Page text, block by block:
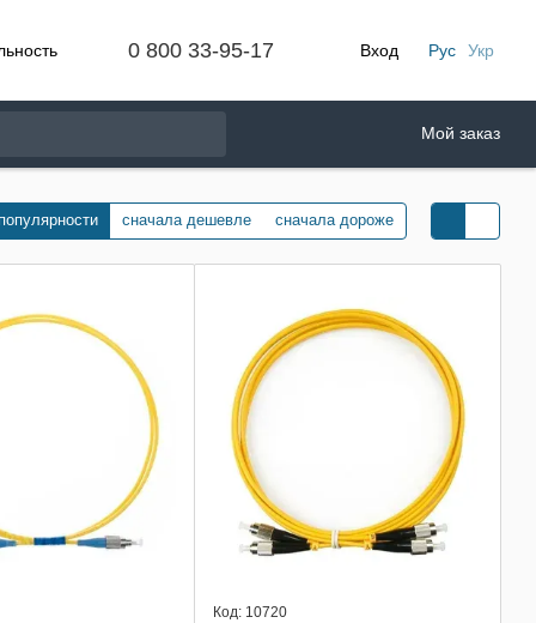
0 800 33-95-17 Вход Рус Укр
Мой заказ
сначала дешевле сначала дороже
Код: 10720